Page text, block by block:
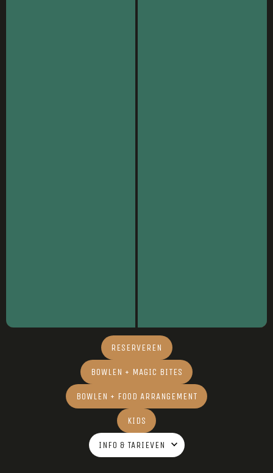
RESERVEREN
BOWLEN + MAGIC BITES
BOWLEN + FOOD ARRANGEMENT
KIDS
INFO & TARIEVEN